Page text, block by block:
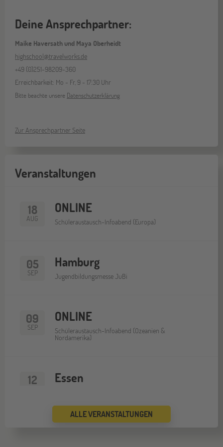
Deine Ansprechpartner:
Maike Haversath und Maya Oberheidt
highschool@travelworks.de
+49 (0)251-98209-360
Erreichbarkeit: Mo - Fr, 9 - 17:30 Uhr
Bitte beachte unsere Datenschutzerklärung
Zur Ansprechpartner Seite
Veranstaltungen
18
AUG
ONLINE
Schüleraustausch-Infoabend (Europa)
05
SEP
Hamburg
Jugendbildungsmesse JuBi
09
SEP
ONLINE
Schüleraustausch-Infoabend (Ozeanien &
Nordamerika)
12 Essen
ALLE VERANSTALTUNGEN